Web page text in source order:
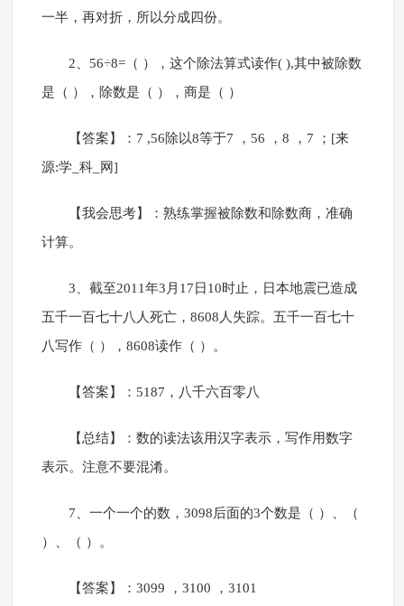
一半，再对折，所以分成四份。
2、56÷8=（ ），这个除法算式读作( ),其中被除数
是（ ），除数是（ ），商是（ ）
【答案】：7 ,56除以8等于7 ，56 ，8 ，7 ；[来
源:学_科_网]
【我会思考】：熟练掌握被除数和除数商，准确
计算。
3、截至2011年3月17日10时止，日本地震已造成
五千一百七十八人死亡，8608人失踪。五千一百七十
八写作（ ），8608读作（ ）。
【答案】：5187，八千六百零八
【总结】：数的读法该用汉字表示，写作用数字
表示。注意不要混淆。
7、一个一个的数，3098后面的3个数是（ ）、（
）、（ ）。
【答案】：3099 ，3100 ，3101